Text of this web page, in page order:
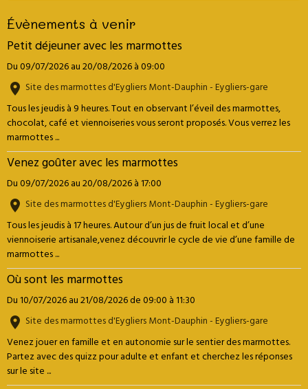
Évènements à venir
Petit déjeuner avec les marmottes
Du 09/07/2026au 20/08/2026à 09:00
Site des marmottes d'Eygliers Mont-Dauphin - Eygliers-gare
Tous les jeudis à 9 heures. Tout en observant l’éveil des marmottes,
chocolat, café et viennoiseries vous seront proposés. Vous verrez les
marmottes ...
Venez goûter avec les marmottes
Du 09/07/2026au 20/08/2026à 17:00
Site des marmottes d'Eygliers Mont-Dauphin - Eygliers-gare
Tous les jeudis à 17 heures. Autour d’un jus de fruit local et d’une
viennoiserie artisanale,venez découvrir le cycle de vie d’une famille de
marmottes ...
Où sont les marmottes
Du 10/07/2026au 21/08/2026de 09:00à 11:30
Site des marmottes d'Eygliers Mont-Dauphin - Eygliers-gare
Venez jouer en famille et en autonomie sur le sentier des marmottes.
Partez avec des quizz pour adulte et enfant et cherchez les réponses
sur le site ...